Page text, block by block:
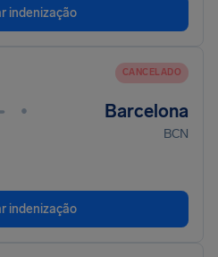
indenização
CANCELADO
• Barcelona
BCN
indenização